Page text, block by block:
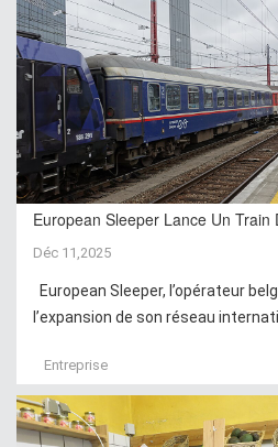
European Sleeper Lance Un
Déc 11,2025
European Sleeper, l’opérateur
l’expansion de son réseau
Entreprise